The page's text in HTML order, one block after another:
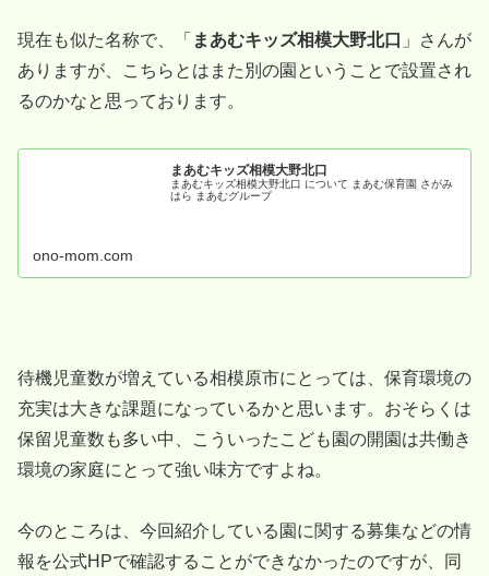
現在も似た名称で、「 まあむキッズ相模大野北口 」さんが
ありますが、こちらとはまた別の園ということで設置され
るのかなと思っております。
まあむキッズ相模大野北口
まあむキッズ相模大野北口 について まあむ保育園 さがみ
はら まあむグループ
ono-mom.com
待機児童数が増えている相模原市にとっては、保育環境の
充実は大きな課題になっているかと思います。おそらくは
保留児童数も多い中、こういったこども園の開園は共働き
環境の家庭にとって強い味方ですよね。
今のところは、今回紹介している園に関する募集などの情
報を公式HPで確認することができなかったのですが、同